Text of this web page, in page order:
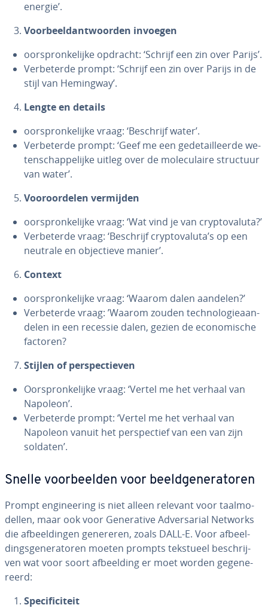
energie’.
Voor­beeld­ant­woor­den invoegen
oor­spron­ke­lij­ke opdracht: ‘Schrijf een zin over Parijs’.
Ver­be­ter­de prompt: ‘Schrijf een zin over Parijs in de
stijl van Hemingway’.
Lengte en details
oor­spron­ke­lij­ke vraag: ‘Beschrijf water’.
Ver­be­ter­de prompt: ‘Geef me een ge­de­tail­leer­de we­
ten­schap­pe­lij­ke uitleg over de mo­le­cu­lai­re structuur
van water’.
Voor­oor­de­len vermijden
oor­spron­ke­lij­ke vraag: ‘Wat vind je van crypt­ova­lu­ta?’
Ver­be­ter­de vraag: ‘Beschrijf crypt­ova­lu­ta’s op een
neutrale en ob­jec­tie­ve manier’.
Context
oor­spron­ke­lij­ke vraag: ‘Waarom dalen aandelen?’
Ver­be­ter­de vraag: ’Waarom zouden tech­no­lo­gie­aan­
de­len in een recessie dalen, gezien de eco­no­mi­sche
factoren?
Stijlen of per­spec­tie­ven
Oor­spron­ke­lij­ke vraag: ‘Vertel me het verhaal van
Napoleon’.
Ver­be­ter­de prompt: ‘Vertel me het verhaal van
Napoleon vanuit het per­spec­tief van een van zijn
soldaten’.
Snelle voor­beel­den voor beeld­ge­ne­ra­to­ren
Prompt en­gi­nee­ring is niet alleen relevant voor taal­mo­
del­len, maar ook voor Ge­ne­ra­ti­ve Ad­vers­a­ri­al Networks
die af­beel­din­gen genereren, zoals DALL-E. Voor af­beel­
dings­ge­ne­ra­to­ren moeten prompts tekstueel be­schrij­
ven wat voor soort af­beel­ding er moet worden ge­ge­ne­
reerd:
Spe­ci­fi­ci­teit